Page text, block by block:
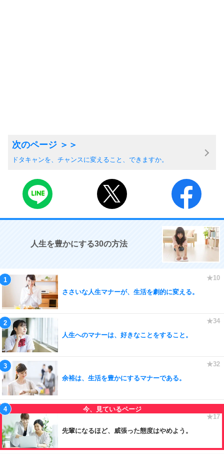
ドタキャンを、チャンスに変えること、できますか。
人生を豊かにする30の方法
ささいな人生マナーが、生活を劇的に変える。
人生へのマナーは、好きなことをすること。
余裕は、生活を豊かにするマナーである。
先輩になるほど、威張った態度はやめよう。